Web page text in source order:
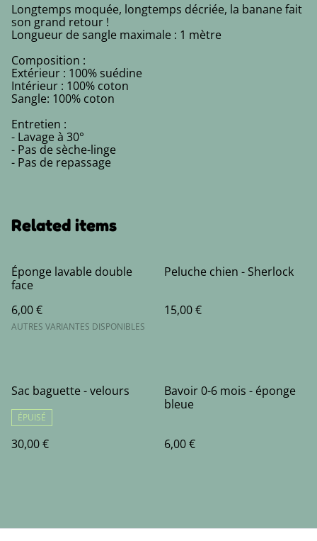
Longtemps moquée, longtemps décriée, la banane fait
son grand retour !
Longueur de sangle maximale : 1 mètre
Composition :
Extérieur : 100% suédine
Intérieur : 100% coton
Sangle: 100% coton
Entretien :
- Lavage à 30°
- Pas de sèche-linge
- Pas de repassage
Related items
Éponge lavable double
face
6,00 €
AUTRES VARIANTES DISPONIBLES
Peluche chien - Sherlock
15,00 €
Sac baguette - velours
ÉPUISÉ
30,00 €
Bavoir 0-6 mois - éponge
bleue
6,00 €